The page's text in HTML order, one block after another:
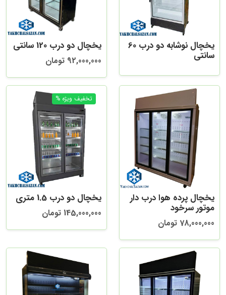
یخچال نوشابه دو درب 60
سانتی
یخچال دو درب 120 سانتی
92,000,000 تومان
یخچال پرده هوا درب دار
موتور سرخود
78,000,000 تومان
یخچال دو درب 1.5 متری
145,000,000 تومان